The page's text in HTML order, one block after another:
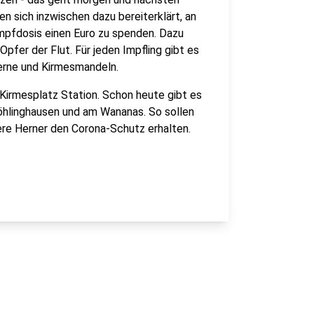
sich inzwischen dazu bereiterklärt, an
einen Euro zu spenden. Dazu
der Flut. Für jeden Impfling gibt es
und Kirmesmandeln.
Station. Schon heute gibt es
und am Wananas. So sollen
Herner den Corona-Schutz erhalten.